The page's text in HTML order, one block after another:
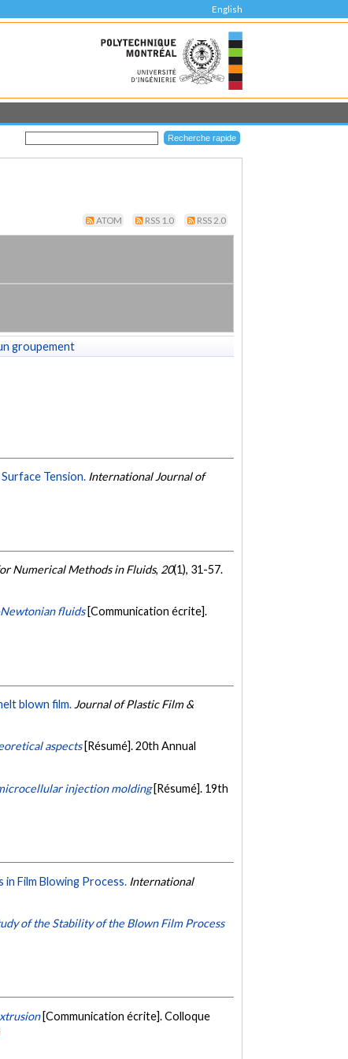
English
ATOM RSS 1.0 RSS 2.0
groupement
Tension. International Journal of
Numerical Methods in Fluids, 20(1), 31-57.
fluids [Communication écrite].
blown film. Journal of Plastic Film &
aspects [Résumé]. 20th Annual
injection molding [Résumé]. 19th
Film Blowing Process. International
of the Stability of the Blown Film Process
[Communication écrite]. Colloque